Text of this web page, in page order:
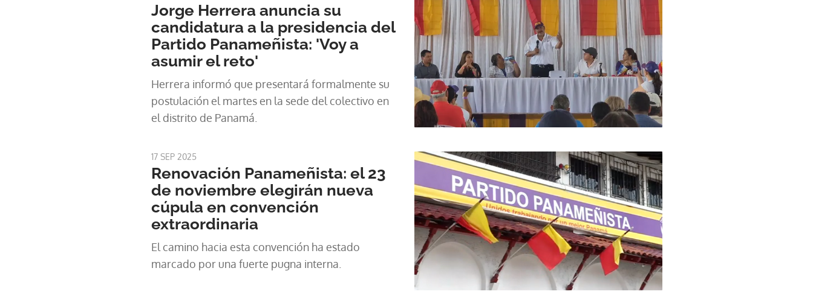
Jorge Herrera anuncia su
candidatura a la presidencia del
Partido Panameñista: 'Voy a
asumir el reto'
Herrera informó que presentará formalmente su
postulación el martes en la sede del colectivo en
el distrito de Panamá.
17 SEP 2025
Renovación Panameñista: el 23
de noviembre elegirán nueva
cúpula en convención
extraordinaria
El camino hacia esta convención ha estado
marcado por una fuerte pugna interna.